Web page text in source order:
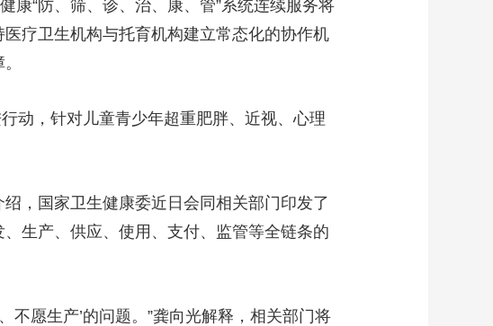
康“防、筛、诊、治、康、管”系统连续服务将
疗卫生机构与托育机构建立常态化的协作机
动，针对儿童青少年超重肥胖、近视、心理
，国家卫生健康委近日会同相关部门印发了
生产、供应、使用、支付、监管等全链条的
愿生产’的问题。”龚向光解释，相关部门将